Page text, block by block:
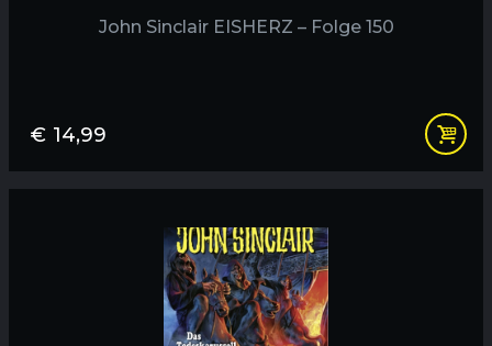
John Sinclair EISHERZ – Folge 150
€ 14,99